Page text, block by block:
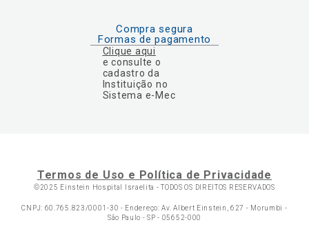
Compra segura
Formas de pagamento
Clique aqui
e consulte o
cadastro da
Instituição no
Sistema e-Mec
Termos de Uso e Política de Privacidade
©2025 Einstein Hospital Israelita -TODOS OS DIREITOS RESERVADOS
CNPJ: 60.765.823/0001-30 - Endereço: Av. Albert Einstein, 627 - Morumbi -
São Paulo - SP - 05652-000